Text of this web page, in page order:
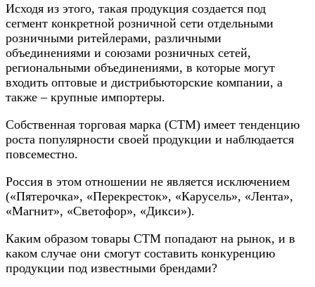
Исходя из этого, такая продукция создается под
сегмент конкретной розничной сети отдельными
розничными ритейлерами, различными
объединениями и союзами розничных сетей,
региональными объединениями, в которые могут
входить оптовые и дистрибьюторские компании, а
также – крупные импортеры.
Собственная торговая марка (СТМ) имеет тенденцию
роста популярности своей продукции и наблюдается
повсеместно.
Россия в этом отношении не является исключением
(«Пятерочка», «Перекресток», «Карусель», «Лента»,
«Магнит», «Светофор», «Дикси»).
Каким образом товары СТМ попадают на рынок, и в
каком случае они смогут составить конкуренцию
продукции под известными брендами?